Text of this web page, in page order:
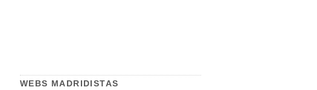
WEBS MADRIDISTAS